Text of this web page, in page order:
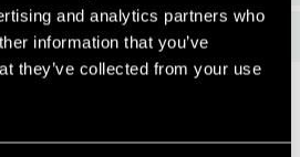
and analytics partners who
information that you’ve
they’ve collected from your use
podarunkowe